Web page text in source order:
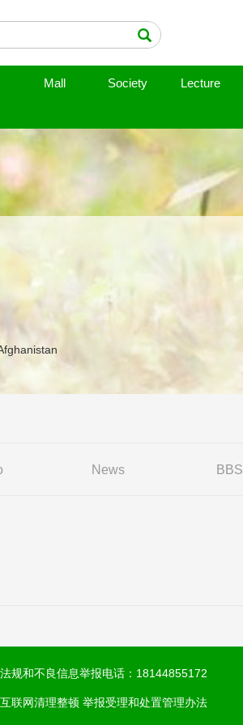
Mall Society Lecture
News BBS
法规和不良信息举报电话：18144855172
互联网清理整顿 举报受理和处置管理办法